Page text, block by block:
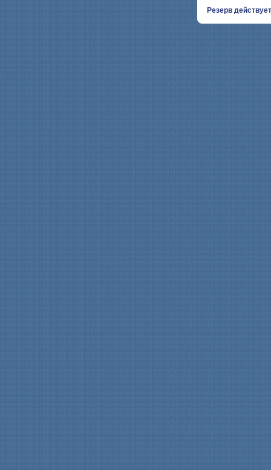
Резерв